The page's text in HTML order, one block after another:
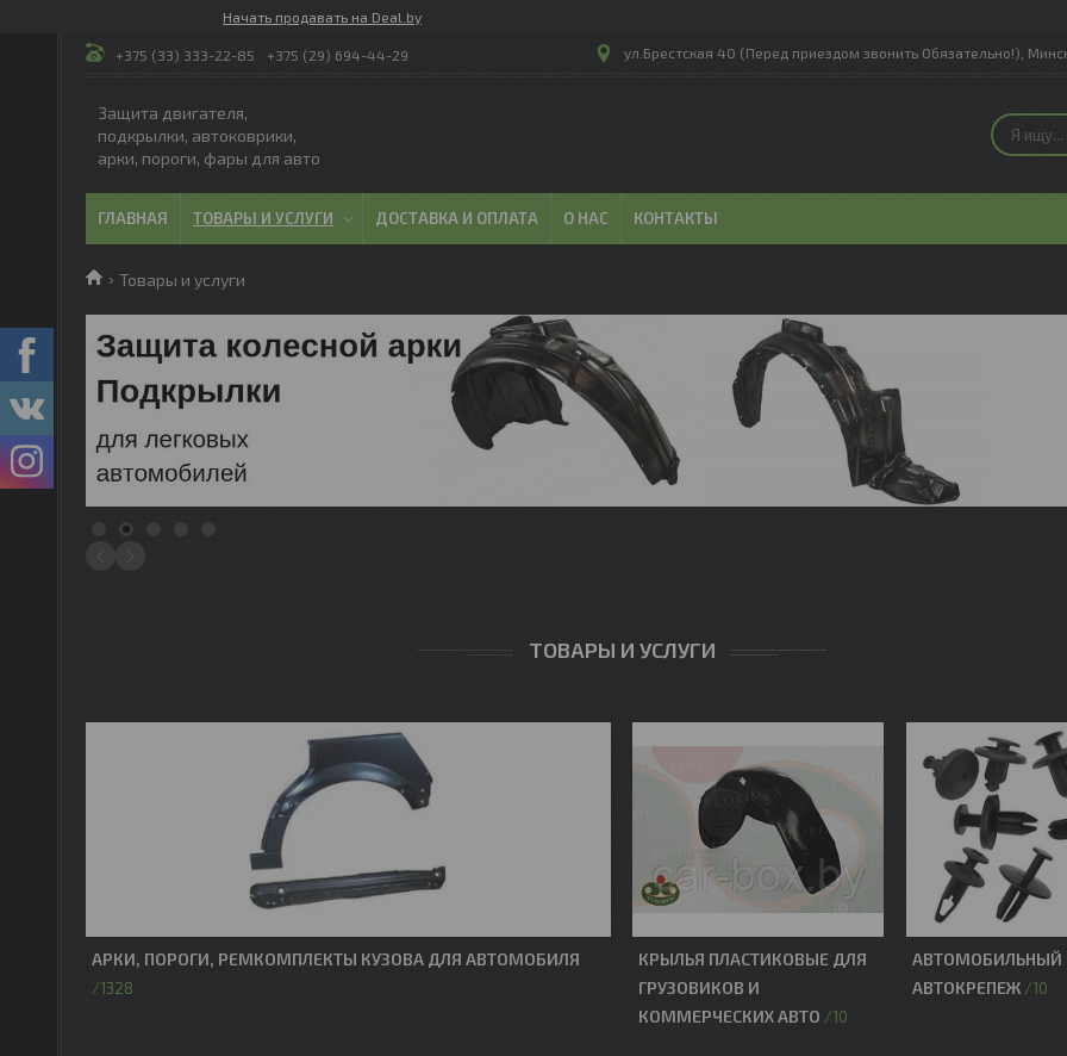
Начать продавать на Deal.by
+375 (33) 333-22-85 +375 (29) 694-44-29 ул.Брестская 40 (Перед приездом звонить Обязательно!),
Защита двигателя,
подкрылки, автоковрики,
арки, пороги, фары для авто
ГЛАВНАЯ ТОВАРЫ И УСЛУГИ ДОСТАВКА И ОПЛАТА О НАС КОНТАКТЫ
Товары и услуги
ТОВАРЫ И УСЛУГИ
АРКИ, ПОРОГИ, РЕМКОМПЛЕКТЫ КУЗОВА ДЛЯ АВТОМОБИЛЯ
1328
КРЫЛЬЯ ПЛАСТИКОВЫЕ ДЛЯ
ГРУЗОВИКОВ И
КОММЕРЧЕСКИХ АВТО
10
АВТОМОБИЛЬНЫЙ
АВТОКРЕПЕЖ
10